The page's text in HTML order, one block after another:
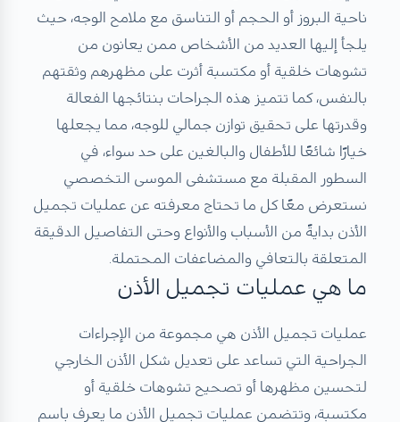
ناحية البروز أو الحجم أو التناسق مع ملامح الوجه، حيث
يلجأ إليها العديد من الأشخاص ممن يعانون من
تشوهات خلقية أو مكتسبة أثرت على مظهرهم وثقتهم
بالنفس، كما تتميز هذه الجراحات بنتائجها الفعالة
وقدرتها على تحقيق توازن جمالي للوجه، مما يجعلها
خيارًا شائعًا للأطفال والبالغين على حد سواء، في
السطور المقبلة مع مستشفى الموسى التخصصي
نستعرض معًا كل ما تحتاج معرفته عن عمليات تجميل
الأذن بدايةً من الأسباب والأنواع وحتى التفاصيل الدقيقة
المتعلقة بالتعافي والمضاعفات المحتملة.
ما هي عمليات تجميل الأذن
عمليات تجميل الأذن هي مجموعة من الإجراءات
الجراحية التي تساعد على تعديل شكل الأذن الخارجي
لتحسين مظهرها أو تصحيح تشوهات خلقية أو
مكتسبة، وتتضمن عمليات تجميل الأذن ما يعرف باسم